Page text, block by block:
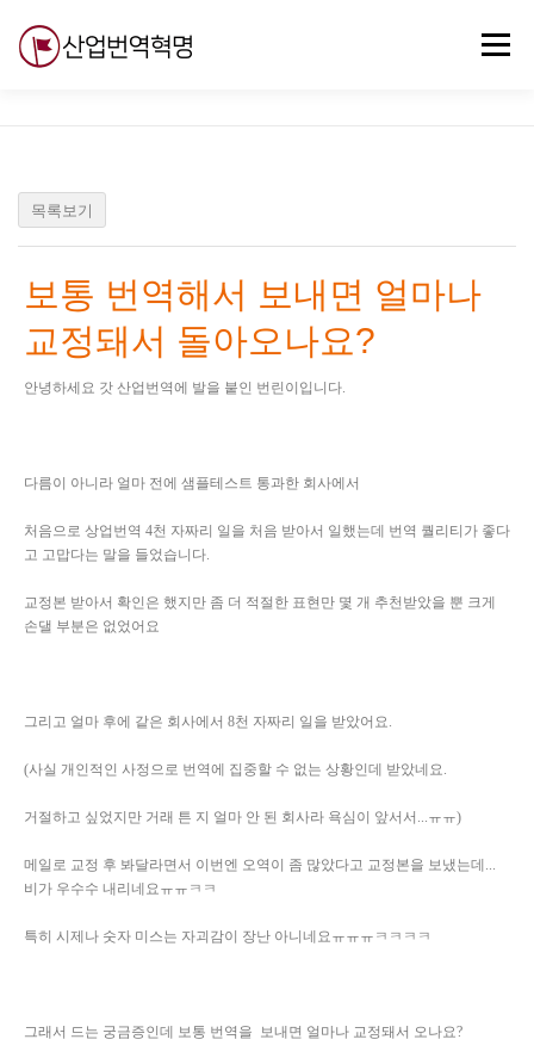
메뉴
목록보기
보통 번역해서 보내면 얼마나
교정돼서 돌아오나요?
안녕하세요 갓 산업번역에 발을 붙인 번린이입니다.
다름이 아니라 얼마 전에 샘플테스트 통과한 회사에서
처음으로 상업번역 4천 자짜리 일을 처음 받아서 일했는데 번역 퀄리티가 좋다
고 고맙다는 말을 들었습니다.
교정본 받아서 확인은 했지만 좀 더 적절한 표현만 몇 개 추천받았을 뿐 크게
손댈 부분은 없었어요
그리고 얼마 후에 같은 회사에서 8천 자짜리 일을 받았어요.
(사실 개인적인 사정으로 번역에 집중할 수 없는 상황인데 받았네요.
거절하고 싶었지만 거래 튼 지 얼마 안 된 회사라 욕심이 앞서서...ㅠㅠ)
메일로 교정 후 봐달라면서 이번엔 오역이 좀 많았다고 교정본을 보냈는데...
비가 우수수 내리네요ㅠㅠㅋㅋ
특히 시제나 숫자 미스는 자괴감이 장난 아니네요ㅠㅠㅠㅋㅋㅋㅋ
그래서 드는 궁금증인데 보통 번역을 보내면 얼마나 교정돼서 오나요?